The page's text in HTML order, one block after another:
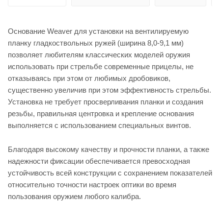
Основание Weaver для установки на вентилируемую
планку гладкоствольных ружей (ширина 8,0-9,1 мм)
позволяет любителям классических моделей оружия
использовать при стрельбе современные прицелы, не
отказываясь при этом от любимых дробовиков,
существенно увеличив при этом эффективность стрельбы.
Установка не требует просверливания планки и создания
резьбы, правильная центровка и крепление основания
выполняется с использованием специальных винтов.
Благодаря высокому качеству и прочности планки, а также
надежности фиксации обеспечивается превосходная
устойчивость всей конструкции с сохранением показателей
относительно точности настроек оптики во время
пользования оружием любого калибра.